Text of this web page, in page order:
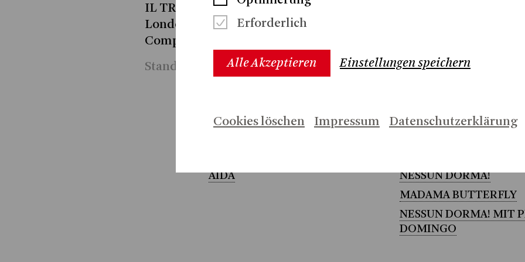
IL TROVATORE am Royal Opera House Covent Garden
London, sowie in TOSCA mit der Canadian Opera
Company Toronto.
Stand 2024
AIDA
NESSUN DORMA!
MADAMA BUTTERFLY
NESSUN DORMA! MIT
DOMINGO
Erforderlich
Alle Akzeptieren Einstellungen speichern
Cookies löschen Impressum Datenschutzerklärung